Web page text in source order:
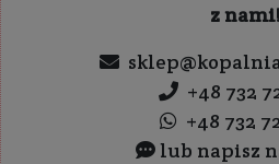
z nami!
+48 732
+48 732
lub napisz